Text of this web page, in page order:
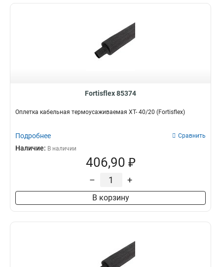
Fortisflex 85374
Оплетка кабельная термоусаживаемая XT- 40/20 (Fortisflex)
Подробнее Сравнить
Наличие: В наличии
406,90 ₽
– +
В корзину